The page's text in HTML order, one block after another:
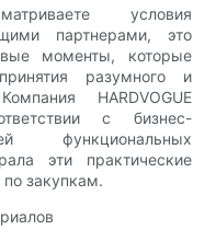
условия
партнерами, это
моменты, которые
разумного и
HARDVOGUE
с бизнес-
функциональных
эти практические
закупкам.